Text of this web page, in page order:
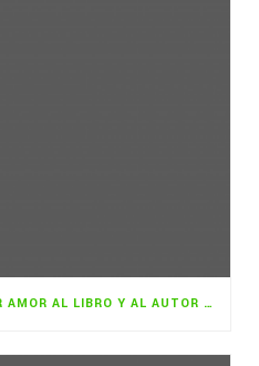
LECTURES PLURIELLES: POR AMOR AL LIBRO Y AL AUTOR NOVEL